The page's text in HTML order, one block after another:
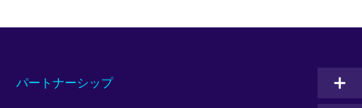
パートナーシップ